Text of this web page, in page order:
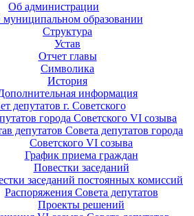
Об администрации
образовании
Структура
Устав
Отчет главы
Символика
История
информация
депутатов г. Советского
города Советского VI созыва
депутатов Совета депутатов города
Советского VI созыва
График приема граждан
Повестки заседаний
заседаний постоянных комиссий
Распоряжения Совета депутатов
Проекты решений